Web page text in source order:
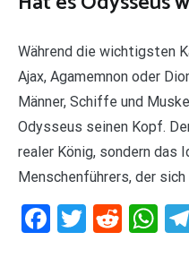
Während die wichtigsten
Ajax, Agamemnon oder
Männer, Schiffe und
Odysseus seinen Kopf.
realer König, sondern das
Menschenführers, der sich
Facebook
Twitter